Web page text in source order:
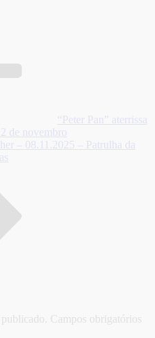
“Peter Pan” aterrissa
de novembro
– 08.11.2025 – Patrulha da
Campos obrigatórios